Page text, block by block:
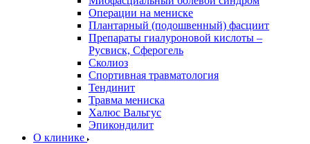
Операции на мениске
Плантарный (подошвенный) фасциит
Препараты гиалуроновой кислоты –
Русвиск, Сферогель
Сколиоз
Спортивная травматология
Тендинит
Травма мениска
Халюс Вальгус
Эпикондилит
О клинике